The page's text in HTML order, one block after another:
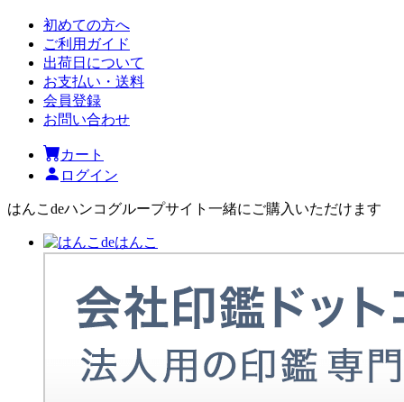
初めての方へ
ご利用ガイド
出荷日について
お支払い・送料
会員登録
お問い合わせ
カート
ログイン
はんこdeハンコグループサイト 一緒にご購入いただけます